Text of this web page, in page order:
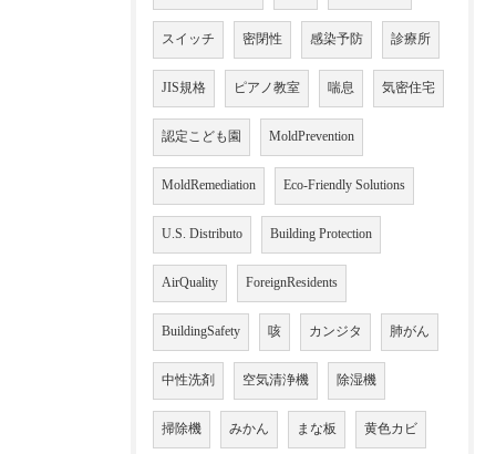
スイッチ 密閉性 感染予防 診療所
JIS規格 ピアノ教室 喘息 気密住宅
認定こども園 MoldPrevention
MoldRemediation Eco-Friendly Solutions
U.S. Distributo Building Protection
AirQuality ForeignResidents
BuildingSafety 咳 カンジタ 肺がん
中性洗剤 空気清浄機 除湿機
掃除機 みかん まな板 黄色カビ